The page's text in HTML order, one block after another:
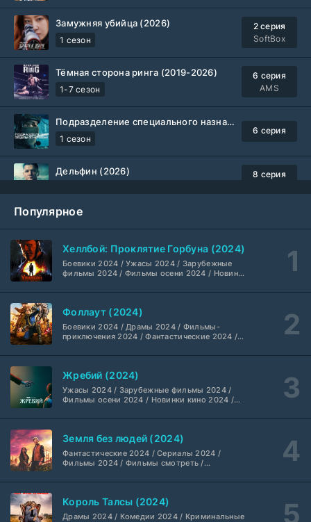
Замужняя убийца (2026)
1 сезон
2 серия
SoftBox
Тёмная сторона ринга (2019-2026)
1-7 сезон
6 серия
AMS
Подразделение специального назначения (2026)
1 сезон
6 серия
Дельфин (2026)
8 серия
Шугар (2026)
Укрытие (2026)
1-3 сезон
5 серия
HDrezka Studio
Мыс страха (2026)
1 сезон
Dragon Money Studio
Библиотекари: Следующая глава (2026)
1-2 сезон
2 серия
1 сезон
Дубляж HDrezka St.
Анна медиум (2021-2026) 2 серия
Популярное
Хеллбой: Проклятие Горбуна (2024)
Боевики 2024 / Ужасы 2024 / Зарубежные
фильмы 2024 / Фильмы осени 2024 / Новинки
2024 / Американские фильмы / Фильмы
высоким рейтингом / Интересные фильмы /
Крутые фильмы / Популярные фильмы
Фоллаут (2024)
Боевики 2024 / Драмы 2024 / Фильмы-
приключения 2024 / Фантастические 2024 /
смотреть / Сериалы в 4K UHD / Американские
Жребий (2024)
Ужасы 2024 / Зарубежные фильмы 2024 /
Фильмы осени 2024 / Новинки кино 2024 /
Американские фильмы / Фильмы смотреть /
фильмы / Крутые фильмы / Популярные
фильмы
Земля без людей (2024)
Фантастические 2024 / Сериалы 2024 /
Фильмы 2024 / Фильмы смотреть /
Король Талсы (2024)
Драмы 2024 / Комедии 2024 / Криминальные